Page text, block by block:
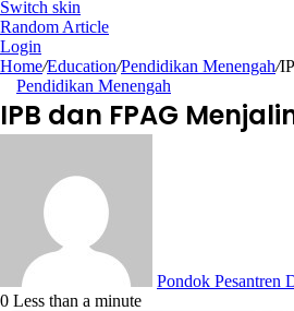
Switch skin
Random Article
Login
Home/Education/Pendidikan Menengah/
Pendidikan Menengah
IPB dan FPAG
Pondok Pesantren
0 Less than a minute